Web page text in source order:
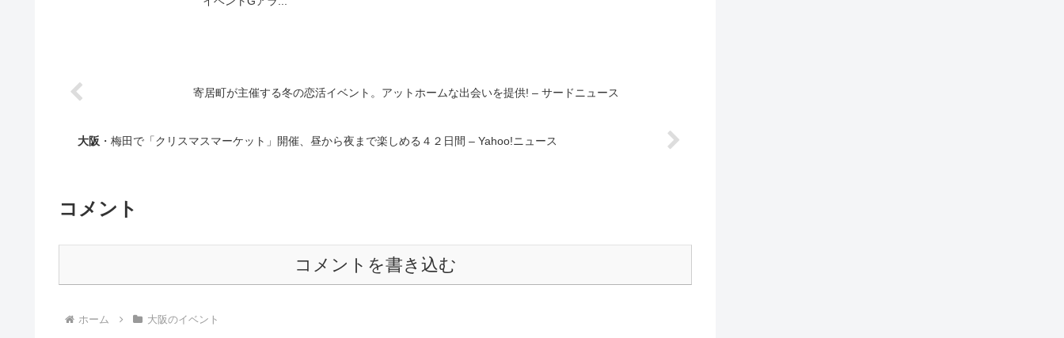
寄居町が主催する冬の恋活イベント。アットホームな出会いを提供! – サードニュース
大阪 ・梅田で「クリスマスマーケット」開催、昼から夜まで楽しめる４２日間 – Yahoo!ニュース
コメント
コメントを書き込む
ホーム 大阪のイベント